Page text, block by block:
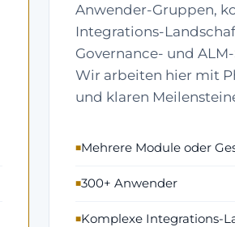
Anwender-Gruppen,
Integrations-
Governance- und
Wir arbeiten hier mit
und klaren
Mehrere Module oder
300+ Anwender
Komplexe Integrations-